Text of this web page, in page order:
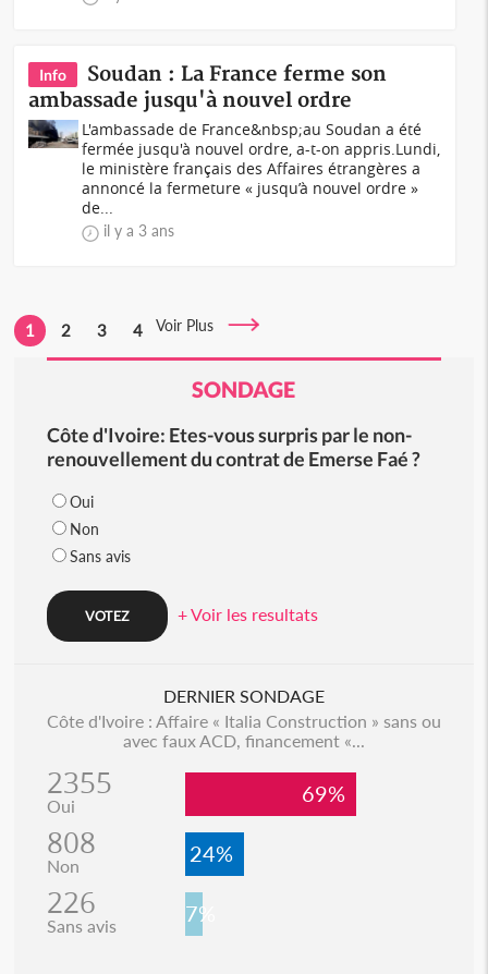
Info
Soudan : La France ferme son
ambassade jusqu'à nouvel ordre
L'ambassade de France&nbsp;au Soudan a été
fermée jusqu'à nouvel ordre, a-t-on appris.Lundi,
le ministère français des Affaires étrangères a
annoncé la fermeture « jusqu’à nouvel ordre »
de...
il y a 3 ans
1 2 3 4 Voir Plus
SONDAGE
Côte d'Ivoire: Etes-vous surpris par le non-
renouvellement du contrat de Emerse Faé ?
Oui
Non
Sans avis
+ Voir les resultats
DERNIER SONDAGE
Côte d'Ivoire : Affaire « Italia Construction » sans ou
avec faux ACD, financement «...
2355
Oui 69%
808
Non 24%
226
Sans avis 7%